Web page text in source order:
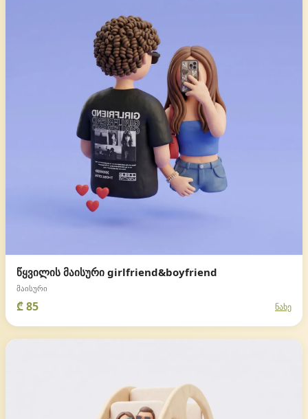
წყვილის მაისური girlfriend&boyfriend
მაისური
₾ 85 ნახე